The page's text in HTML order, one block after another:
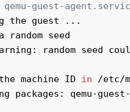
guest-
the guest ...
seed
random seed
machine ID in /etc/
qemu-guest-